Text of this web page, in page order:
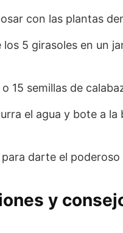
con las plantas
5 girasoles en un
o 15 semillas de
el agua y bote a
darte el poderoso
y